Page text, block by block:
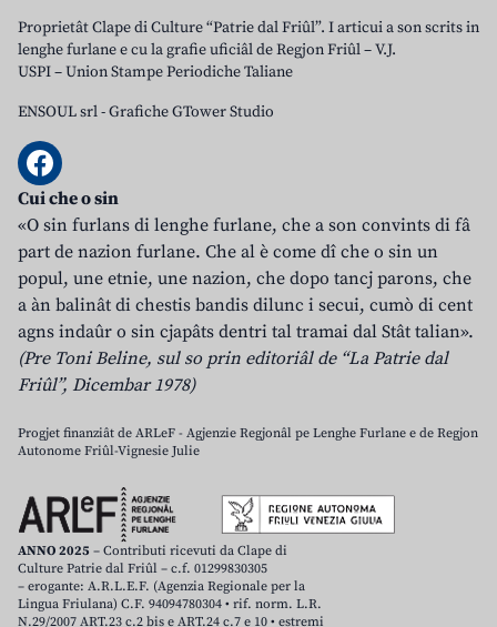
Proprietât Clape di Culture “Patrie dal Friûl”. I articui a son scrits in
lenghe furlane e cu la grafie uficiâl de Regjon Friûl – V.J.
USPI – Union Stampe Periodiche Taliane
ENSOUL srl-Grafiche GTower Studio
Cui che o sin
«O sin furlans di lenghe furlane, che a son convints di fâ
part de nazion furlane. Che al è come dî che o sin un
popul, une etnie, une nazion, che dopo tancj parons, che
a àn balinât di chestis bandis dilunc i secui, cumò di cent
agns indaûr o sin cjapâts dentri tal tramai dal Stât talian».
(Pre Toni Beline, sul so prin editoriâl de “La Patrie dal
Friûl”, Dicembar 1978)
Progjet finanziât de ARLeF - Agjenzie Regjonâl pe Lenghe Furlane e de Regjon
Autonome Friûl-Vignesie Julie
ANNO 2025 – Contributi ricevuti da Clape di
Culture Patrie dal Friûl – c.f. 01299830305
– erogante: A.R.L.E.F. (Agenzia Regionale per la
Lingua Friulana) C.F. 94094780304 • rif. norm. L.R.
N.29/2007 ART.23 c.2 bis e ART.24 c.7 e 10 • estremi